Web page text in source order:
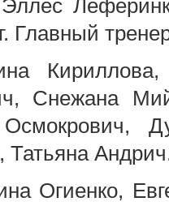
Главный
Снежана
Татьяна
Огиенко,